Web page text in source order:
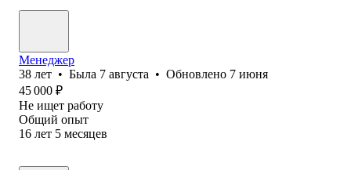
Менеджер
38 лет • Была 7 августа • Обновлено 7 июня
45 000 ₽
Не ищет работу
Общий опыт
16 лет 5 месяцев